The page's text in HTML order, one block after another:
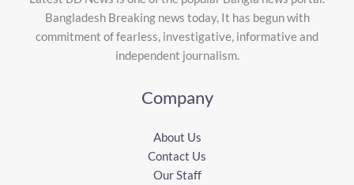
Bangladesh Breaking news today, It has begun with
commitment of fearless, investigative, informative and
independent journalism.
Company
About Us
Contact Us
Our Staff